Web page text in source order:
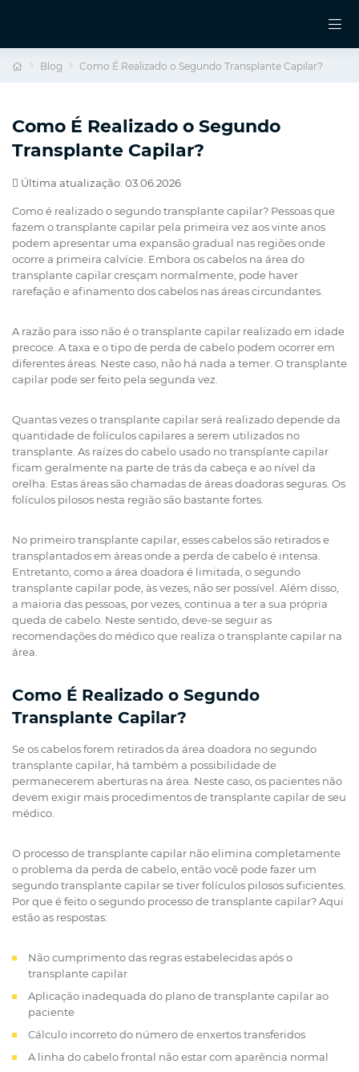
Blog Como É Realizado o Segundo Transplante Capilar?
Como É Realizado o Segundo
Transplante Capilar?
Última atualização: 03.06.2026
Como é realizado o segundo transplante capilar? Pessoas que
fazem o transplante capilar pela primeira vez aos vinte anos
podem apresentar uma expansão gradual nas regiões onde
ocorre a primeira calvície. Embora os cabelos na área do
transplante capilar cresçam normalmente, pode haver
rarefação e afinamento dos cabelos nas áreas circundantes.
A razão para isso não é o transplante capilar realizado em idade
precoce. A taxa e o tipo de perda de cabelo podem ocorrer em
diferentes áreas. Neste caso, não há nada a temer. O transplante
capilar pode ser feito pela segunda vez.
Quantas vezes o transplante capilar será realizado depende da
quantidade de folículos capilares a serem utilizados no
transplante. As raízes do cabelo usado no transplante capilar
ficam geralmente na parte de trás da cabeça e ao nível da
orelha. Estas áreas são chamadas de áreas doadoras seguras. Os
folículos pilosos nesta região são bastante fortes.
No primeiro transplante capilar, esses cabelos são retirados e
transplantados em áreas onde a perda de cabelo é intensa.
Entretanto, como a área doadora é limitada, o segundo
transplante capilar pode, às vezes, não ser possível. Além disso,
a maioria das pessoas, por vezes, continua a ter a sua própria
queda de cabelo. Neste sentido, deve-se seguir as
recomendações do médico que realiza o transplante capilar na
área.
Como É Realizado o Segundo
Transplante Capilar?
Se os cabelos forem retirados da área doadora no segundo
transplante capilar, há também a possibilidade de
permanecerem aberturas na área. Neste caso, os pacientes não
devem exigir mais procedimentos de transplante capilar de seu
médico.
O processo de transplante capilar não elimina completamente
o problema da perda de cabelo, então você pode fazer um
segundo transplante capilar se tiver folículos pilosos suficientes.
Por que é feito o segundo processo de transplante capilar? Aqui
estão as respostas:
Não cumprimento das regras estabelecidas após o
transplante capilar
Aplicação inadequada do plano de transplante capilar ao
paciente
Cálculo incorreto do número de enxertos transferidos
A linha do cabelo frontal não estar com aparência normal